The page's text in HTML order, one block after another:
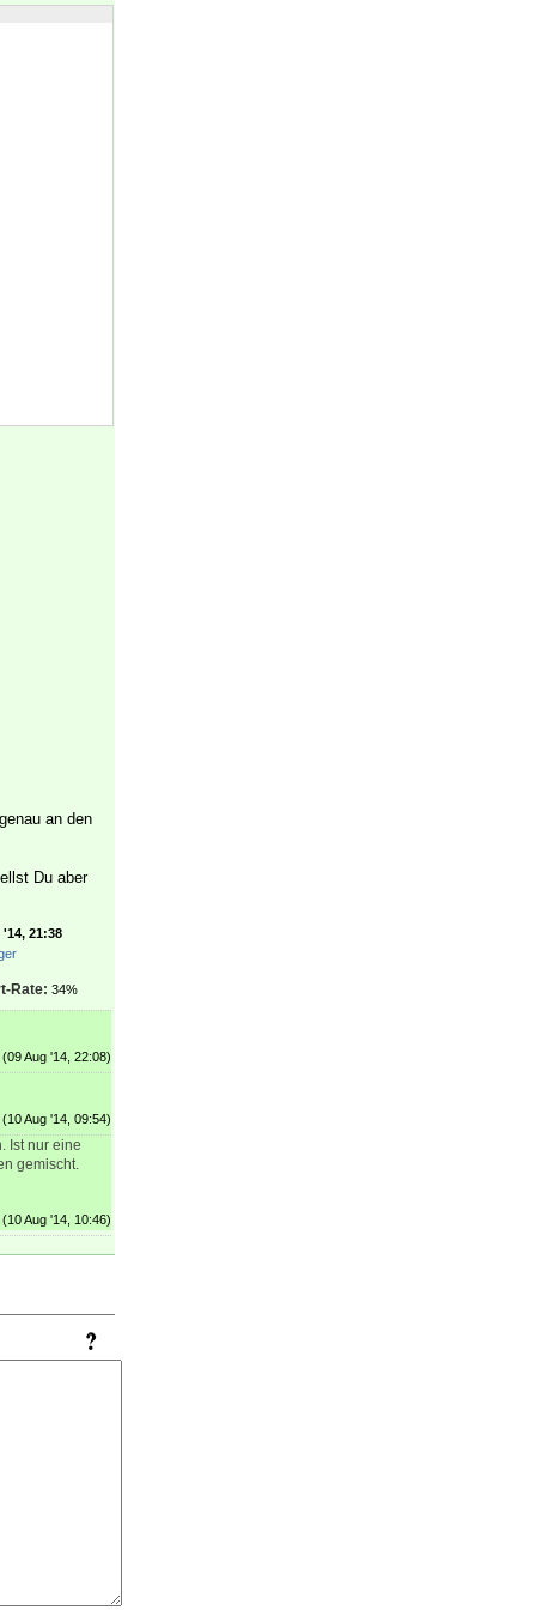
genau an den
Du aber
21:38
Rate: 34%
(09 Aug '14, 22:08)
(10 Aug '14, 09:54)
Ist nur eine
gemischt.
(10 Aug '14, 10:46)